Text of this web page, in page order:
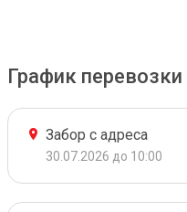
График
Забор с адреса
30.07.2026 до 10:00